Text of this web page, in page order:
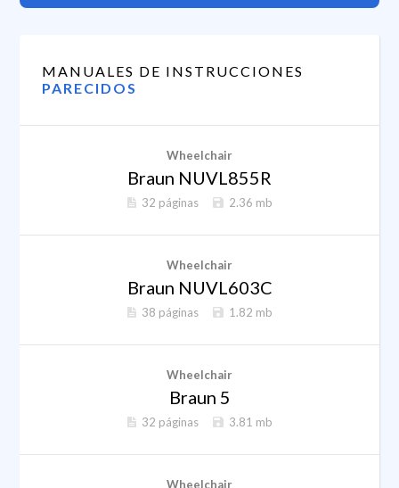
MANUALES DE INSTRUCCIONES
PARECIDOS
Wheelchair
Braun NUVL855R
32 páginas 2.36 mb
Wheelchair
Braun NUVL603C
38 páginas 1.82 mb
Wheelchair
Braun 5
32 páginas 3.81 mb
Wheelchair